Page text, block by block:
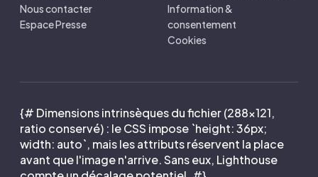
Nous contacter
Espace Presse
Information &
consentement
Cookies
{# Dimensions intrinsèques du fichier (288×121,
ratio conservé) : le CSS impose `height: 36px;
width: auto`, mais les attributs réservent la place
avant que l'image n'arrive. Sans eux, Lighthouse